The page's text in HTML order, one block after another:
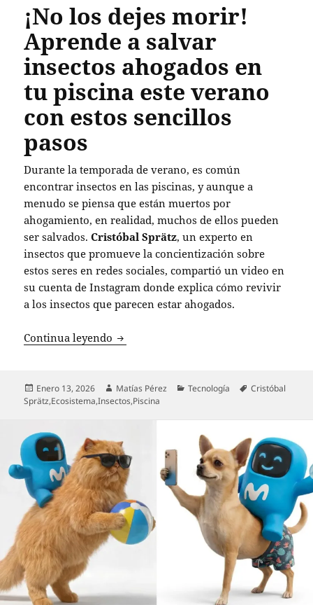
¡No los dejes morir!
Aprende a salvar
insectos ahogados en
tu piscina este verano
con estos sencillos
pasos
Durante la temporada de verano, es común
encontrar insectos en las piscinas, y aunque a
menudo se piensa que están muertos por
ahogamiento, en realidad, muchos de ellos pueden
ser salvados.Cristóbal Sprätz, un experto en
insectos que promueve la concientización sobre
estos seres en redes sociales, compartió un video en
su cuenta de Instagram donde explica cómo revivir
a los insectos que parecen estar ahogados.
Continua leyendo ¡No los dejes morir! Aprende a salvar
Publicado
el
Enero 13, 2026 Autor
Matías Pérez Categorías
Tecnología Etiquetas
Cristóbal
Sprätz,Ecosistema,Insectos,Piscina